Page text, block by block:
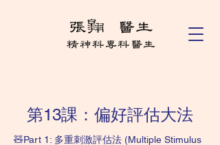
第13課：偏好評估大法
🧸Part 1: 多重刺激評估法 (Multiple Stimulus